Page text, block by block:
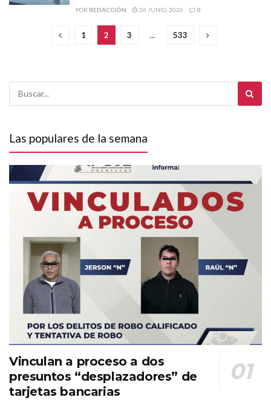
POR REDACCIÓN 26 JUNIO, 2026 0
1 2 3 … 533
Las populares de la semana
Vinculan a proceso a dos
presuntos “desplazadores” de
tarjetas bancarias